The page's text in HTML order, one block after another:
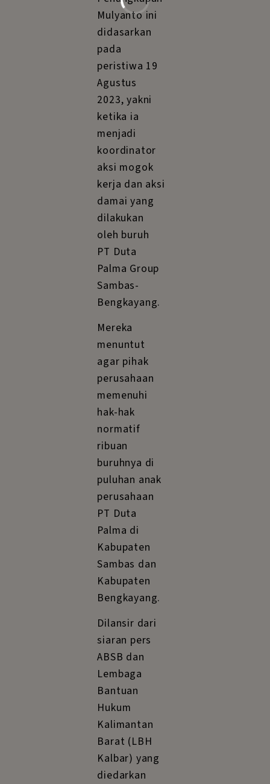
Mulyanto ini
didasarkan
pada
peristiwa 19
Agustus
2023, yakni
ketika ia
menjadi
koordinator
aksi mogok
kerja dan aksi
damai yang
dilakukan
oleh buruh
PT Duta
Palma Group
Sambas-
Bengkayang.
Mereka
menuntut
agar pihak
perusahaan
memenuhi
hak-hak
normatif
ribuan
buruhnya di
puluhan anak
perusahaan
PT Duta
Palma di
Kabupaten
Sambas dan
Kabupaten
Bengkayang.
Dilansir dari
siaran pers
ABSB dan
Lembaga
Bantuan
Hukum
Kalimantan
Barat (LBH
Kalbar) yang
diedarkan